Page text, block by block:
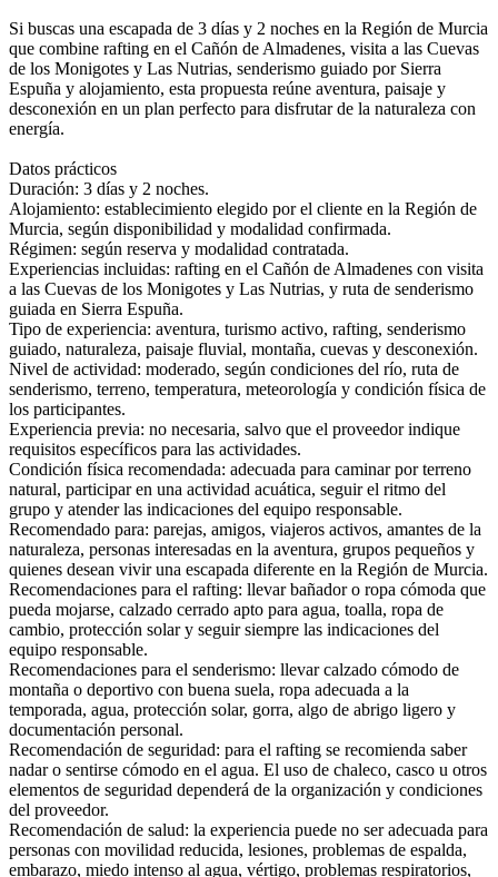
Si buscas una escapada de 3 días y 2 noches en la Región de Murcia
que combine rafting en el Cañón de Almadenes, visita a las Cuevas
de los Monigotes y Las Nutrias, senderismo guiado por Sierra
Espuña y alojamiento, esta propuesta reúne aventura, paisaje y
desconexión en un plan perfecto para disfrutar de la naturaleza con
energía.
Datos prácticos
Duración: 3 días y 2 noches.
Alojamiento: establecimiento elegido por el cliente en la Región de
Murcia, según disponibilidad y modalidad confirmada.
Régimen: según reserva y modalidad contratada.
Experiencias incluidas: rafting en el Cañón de Almadenes con visita
a las Cuevas de los Monigotes y Las Nutrias, y ruta de senderismo
guiada en Sierra Espuña.
Tipo de experiencia: aventura, turismo activo, rafting, senderismo
guiado, naturaleza, paisaje fluvial, montaña, cuevas y desconexión.
Nivel de actividad: moderado, según condiciones del río, ruta de
senderismo, terreno, temperatura, meteorología y condición física de
los participantes.
Experiencia previa: no necesaria, salvo que el proveedor indique
requisitos específicos para las actividades.
Condición física recomendada: adecuada para caminar por terreno
natural, participar en una actividad acuática, seguir el ritmo del
grupo y atender las indicaciones del equipo responsable.
Recomendado para: parejas, amigos, viajeros activos, amantes de la
naturaleza, personas interesadas en la aventura, grupos pequeños y
quienes desean vivir una escapada diferente en la Región de Murcia.
Recomendaciones para el rafting: llevar bañador o ropa cómoda que
pueda mojarse, calzado cerrado apto para agua, toalla, ropa de
cambio, protección solar y seguir siempre las indicaciones del
equipo responsable.
Recomendaciones para el senderismo: llevar calzado cómodo de
montaña o deportivo con buena suela, ropa adecuada a la
temporada, agua, protección solar, gorra, algo de abrigo ligero y
documentación personal.
Recomendación de seguridad: para el rafting se recomienda saber
nadar o sentirse cómodo en el agua. El uso de chaleco, casco u otros
elementos de seguridad dependerá de la organización y condiciones
del proveedor.
Recomendación de salud: la experiencia puede no ser adecuada para
personas con movilidad reducida, lesiones, problemas de espalda,
embarazo, miedo intenso al agua, vértigo, problemas respiratorios,